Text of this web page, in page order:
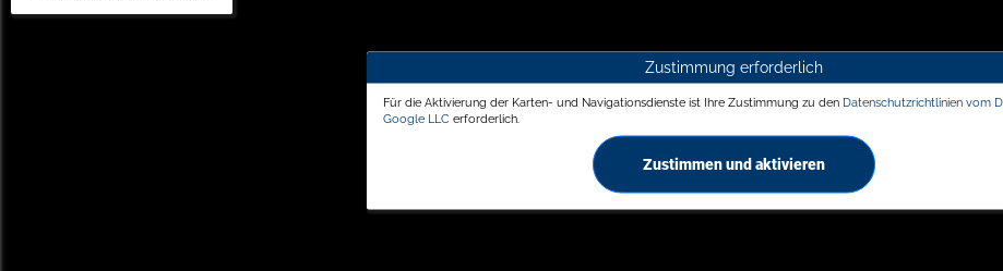
Zustimmung erforderlich
Für die Aktivierung der Karten- und Navigationsdienste ist Ihre Zustimmung zu den Datenschutzrichtlinien vom
Google LLC erforderlich.
Zustimmen und aktivieren